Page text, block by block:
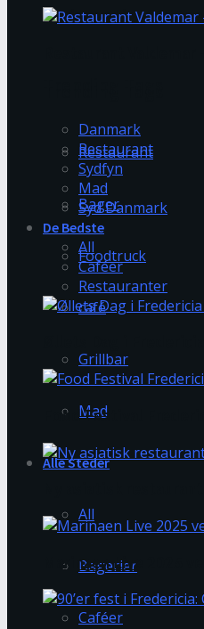
Marinaen Live 2025
Restaurant
Bager
Foodtruck
café
Grillbar
Mad
Alle Steder
All
Bagerier
Caféer
Danmark
Restaurant
Sydfyn
Mad
Syd Danmark
De Bedste
All
Caféer
Restauranter
Food Festival
Marinaen Live 2025